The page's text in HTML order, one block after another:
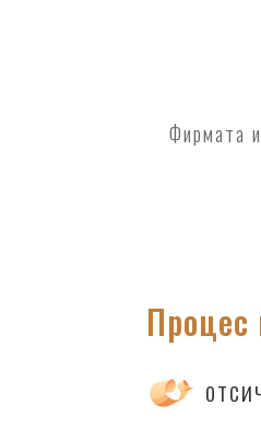
Фирмата
Процес